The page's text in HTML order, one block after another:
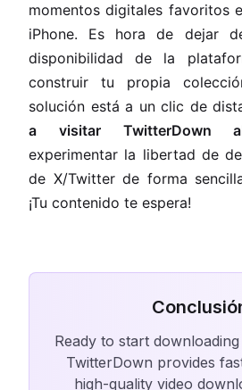
momentos digitales favoritos
iPhone. Es hora de dejar
disponibilidad de la
construir tu propia
solución está a un clic de
a visitar TwitterDown
experimentar la libertad de
de X/Twitter de forma
¡Tu contenido te espera!
Ready to start
TwitterDown provides
high-quality video